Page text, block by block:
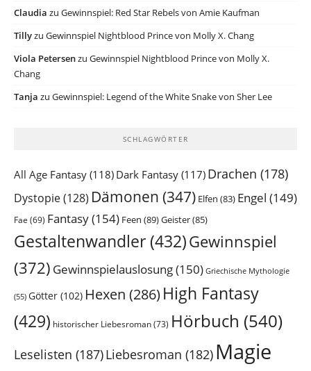
Claudia zu Gewinnspiel: Red Star Rebels von Amie Kaufman
Tillyzu Gewinnspiel Nightblood Prince von Molly X. Chang
Viola Petersenzu Gewinnspiel Nightblood Prince von Molly X.
Chang
Tanja zu Gewinnspiel: Legend of the White Snake von Sher Lee
SCHLAGWÖRTER
All Age Fantasy (118) Dark Fantasy (117) Drachen (178)
Dystopie(128) Dämonen (347) Elfen (83) Engel (149)
Fae (69) Fantasy(154) Feen (89)Geister(85)
Gestaltenwandler (432)Gewinnspiel
(372) Gewinnspielauslosung(150) Griechische Mythologie
(55) Götter (102) Hexen (286) High Fantasy
(429) historischer Liebesroman(73) Hörbuch (540)
Leselisten (187)Liebesroman (182) Magie